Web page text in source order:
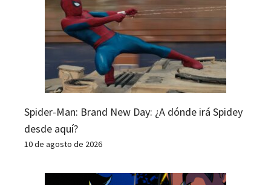
Spider-Man: Brand New Day: ¿A dónde irá Spidey
desde aquí?
10 de agosto de 2026